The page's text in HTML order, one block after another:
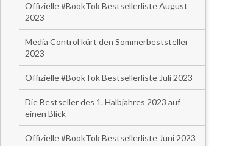
Offizielle #BookTok Bestsellerliste August
2023
Media Control kürt den Sommerbeststeller
2023
Offizielle #BookTok Bestsellerliste Juli 2023
Die Bestseller des 1. Halbjahres 2023 auf
einen Blick
Offizielle #BookTok Bestsellerliste Juni 2023